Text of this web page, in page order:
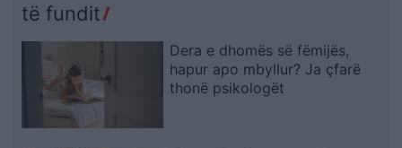
të fundit
Dera e dhomës së fëmijës,
hapur apo mbyllur? Ja çfarë
thonë psikologët